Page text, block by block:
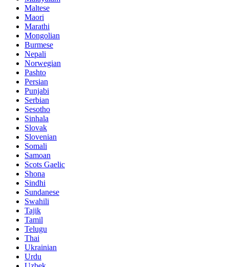
Maltese
Maori
Marathi
Mongolian
Burmese
Nepali
Norwegian
Pashto
Persian
Punjabi
Serbian
Sesotho
Sinhala
Slovak
Slovenian
Somali
Samoan
Scots Gaelic
Shona
Sindhi
Sundanese
Swahili
Tajik
Tamil
Telugu
Thai
Ukrainian
Urdu